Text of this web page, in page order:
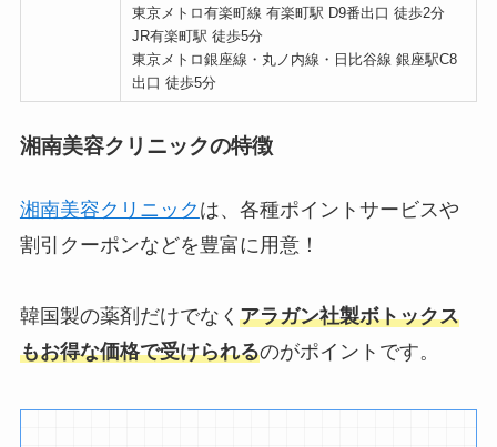
東京メトロ有楽町線 有楽町駅 D9番出口 徒歩2分
JR有楽町駅 徒歩5分
東京メトロ銀座線・丸ノ内線・日比谷線 銀座駅C8
出口 徒歩5分
湘南美容クリニックの特徴
湘南美容クリニック は、各種ポイントサービスや
割引クーポンなどを豊富に用意！
韓国製の薬剤だけでなく アラガン社製ボトックス
もお得な価格で受けられるのがポイントです。